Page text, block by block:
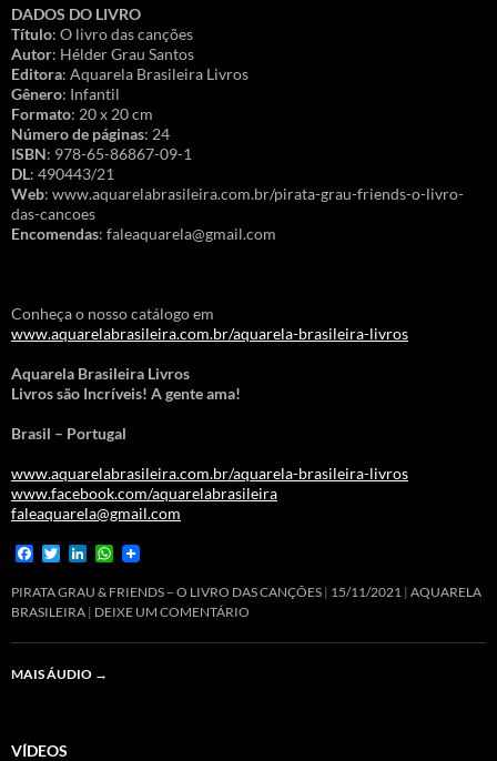
DADOS DO LIVRO
Título: O livro das canções
Autor: Hélder Grau Santos
Editora: Aquarela Brasileira Livros
Gênero: Infantil
Formato: 20 x 20 cm
Número de páginas: 24
ISBN: 978-65-86867-09-1
DL: 490443/21
Web: www.aquarelabrasileira.com.br/pirata-grau-friends-o-livro-
das-cancoes
Encomendas: faleaquarela@gmail.com
Conheça o nosso catálogo em
www.aquarelabrasileira.com.br/aquarela-brasileira-livros
Aquarela Brasileira Livros
Livros são Incríveis! A gente ama!
Brasil – Portugal
www.aquarelabrasileira.com.br/aquarela-brasileira-livros
www.facebook.com/aquarelabrasileira
faleaquarela@gmail.com
F
c
e
b
o
k
T
i
t
t
e
n
k
e
d
n
W
a
t
s
A
PIRATA GRAU & FRIENDS – O LIVRO DAS CANÇÕES 15/11/2021 AQUARELA
BRASILEIRA DEIXE UM COMENTÁRIO
MAIS ÁUDIO →
VÍDEOS